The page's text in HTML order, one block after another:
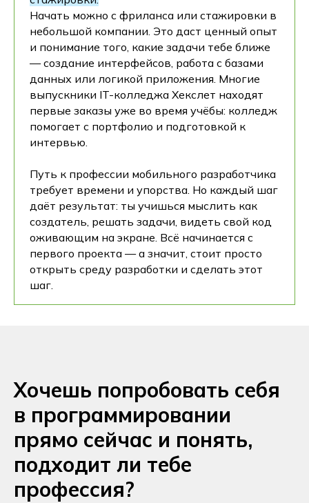
Начать можно с фриланса или стажировки в
небольшой компании. Это даст ценный опыт
и понимание того, какие задачи тебе ближе
— создание интерфейсов, работа с базами
данных или логикой приложения. Многие
выпускники IT-колледжа Хекслет находят
первые заказы уже во время учёбы: колледж
помогает с портфолио и подготовкой к
интервью.
Путь к профессии мобильного разработчика
требует времени и упорства. Но каждый шаг
даёт результат: ты учишься мыслить как
создатель, решать задачи, видеть свой код
оживающим на экране. Всё начинается с
первого проекта — а значит, стоит просто
открыть среду разработки и сделать этот
шаг.
Хочешь попробовать себя
в программировании
прямо сейчас и понять,
подходит ли тебе
профессия?